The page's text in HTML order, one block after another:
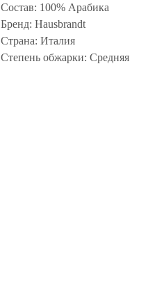
Состав: 100% Арабика
Бренд: Hausbrandt
Страна: Италия
Степень обжарки: Средняя